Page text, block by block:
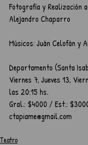
Fotografía y Realización
Alejandro Chaparro
Músicos: Juán Celofán y
Departamento (Santa
Viernes 7, Jueves 13,
las 20:15 hs.
Gral.: $4000 / Est.:
Teatro